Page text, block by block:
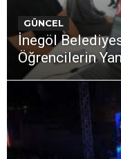
GÜNCEL
İnegöl
Öğrencilerin